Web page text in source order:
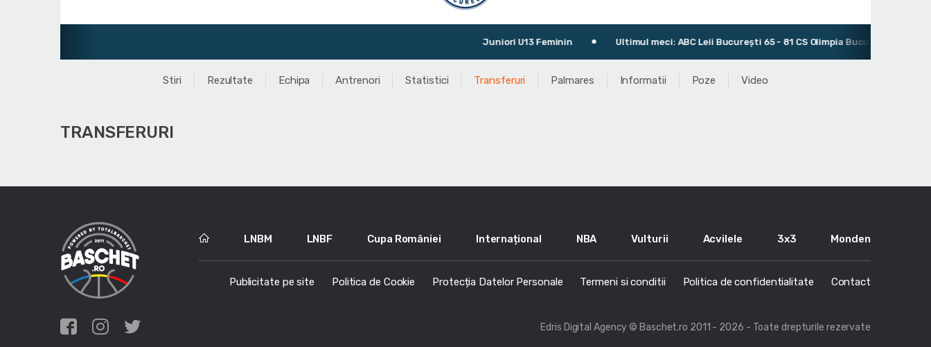
Juniori U13 Feminin Ultimul meci: ABC Leii București 65 - 81 CS Olimpia București
Stiri Rezultate Echipa Antrenori Statistici Transferuri Palmares Informatii Poze Video
TRANSFERURI
LNBM LNBF Cupa României Internațional NBA Vulturii Acvilele 3x3 Monden
Publicitate pe site Politica de Cookie Protecția Datelor Personale Termeni si conditii Politica de confidentialitate Contact
Edris Digital Agency© Baschet.ro 2011 - 2026 - Toate drepturile rezervate